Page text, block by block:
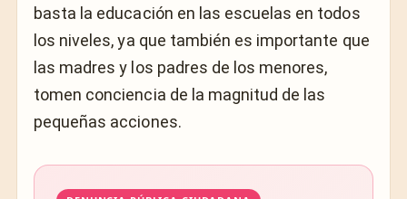
basta la educación en las escuelas en todos
los niveles, ya que también es importante que
las madres y los padres de los menores,
tomen conciencia de la magnitud de las
pequeñas acciones.